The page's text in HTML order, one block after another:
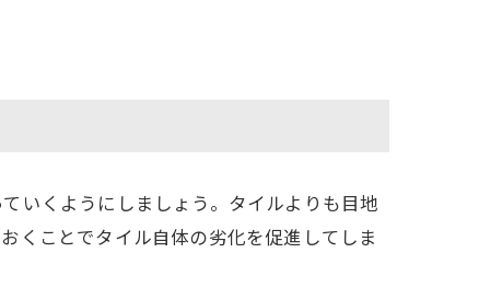
いくようにしましょう。タイルよりも目地
くことでタイル自体の劣化を促進してしま